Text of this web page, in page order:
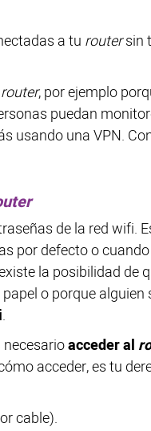
a tu routersin
router, por ejemplo
puedan
usando una VPN.
de la red wifi.
por defecto o
la posibilidad de
o porque alguien
.
acceder al
acceder, es tu
cable).